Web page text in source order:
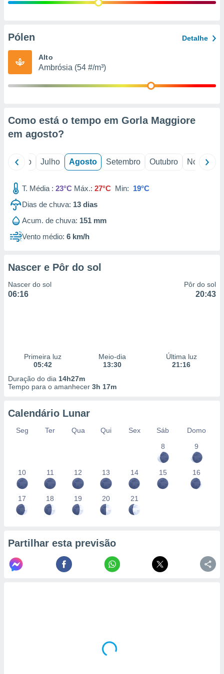
e
de
Pólen Detalhe
Alto
Ambrósia (54 #/m³)
Como está o tempo em Gorla Maggiore
em agosto?
Junho Julho Agosto Setembro Outubro Novembro
T. Média : 23°C Máx.: 27°C Min: 19°C
Dias de chuva: 13 dias
Acum. de chuva: 151 mm
Vento médio: 6 km/h
Nascer e Pôr do sol
Nascer do sol
06:16
Pôr do sol
20:43
Primeira luz
05:42
Meio-dia
13:30
Última luz
21:16
Duração do dia 14h27m
Tempo para o amanhecer 3h 17m
Calendário Lunar
Seg Ter Qua Qui Sex Sáb
Domo
8
9
10 11 12 13 14 15 16
17 18 19 20 21
Partilhar esta previsão